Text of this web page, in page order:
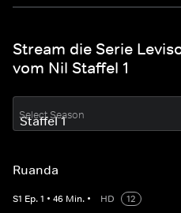
Stream die Serie
vom Nil Staffel 1
Select Season
Ruanda
S1 Ep.1 • 46 Min. • HD
12